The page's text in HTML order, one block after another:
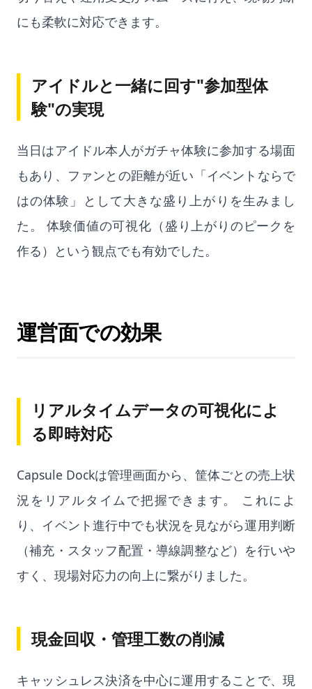
にも柔軟に対応できます。
アイドルと一緒に回す"参加型体
験"の実現
当日はアイドル本人がガチャ体験に参加する場面
もあり、ファンとの距離が近い「イベントならで
はの体験」として大きな盛り上がりを生みまし
た。 体験価値の可視化（盛り上がりのピークを
作る）という観点でも有効でした。
運営面での効果
リアルタイムデータの可視化によ
る即時対応
Capsule Dockは管理画面から、筐体ごとの売上状
況をリアルタイムで把握できます。 これによ
り、イベント進行中でも状況を見ながら運用判断
（補充・スタッフ配置・導線調整など）を行いや
すく、現場対応力の向上に繋がりました。
現金回収・管理工数の削減
キャッシュレス決済を中心に運用することで、現